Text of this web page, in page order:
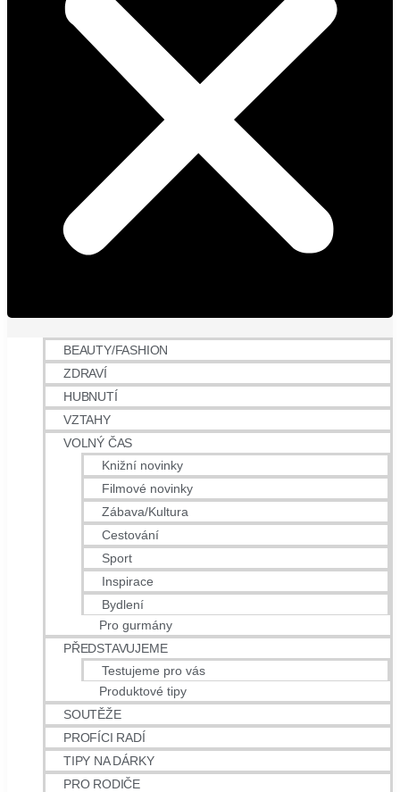
BEAUTY/FASHION
ZDRAVÍ
HUBNUTÍ
VZTAHY
VOLNÝ ČAS
Knižní novinky
Filmové novinky
Zábava/Kultura
Cestování
Sport
Inspirace
Bydlení
Pro gurmány
PŘEDSTAVUJEME
Testujeme pro vás
Produktové tipy
SOUTĚŽE
PROFÍCI RADÍ
TIPY NA DÁRKY
PRO RODIČE